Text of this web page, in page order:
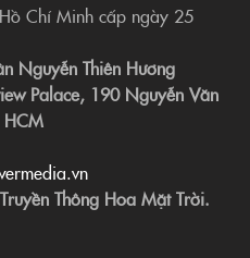
Chí Minh cấp ngày 25
Nguyễn Thiên Hương
Palace, 190 Nguyễn Văn
HCM
Thông Hoa Mặt Trời.